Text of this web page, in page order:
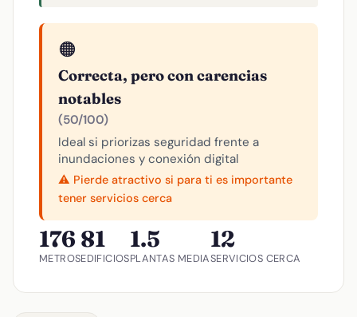
🟠
Correcta, pero con carencias
notables
(50/100)
Ideal si priorizas seguridad frente a
inundaciones y conexión digital
⚠️ Pierde atractivo si para ti es importante
tener servicios cerca
176
METROS
81
EDIFICIOS
1.5
PLANTAS MEDIA
12
SERVICIOS CERCA